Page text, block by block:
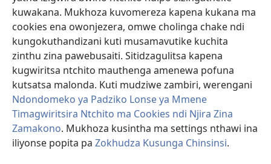
kuwakana. Mukhoza kuvomereza kapena kukana ma
cookies ena owonjezera, omwe cholinga chake ndi
kungokuthandizani kuti musamavutike kuchita
zinthu zina pawebusaiti. Sitidzagulitsa kapena
kugwiritsa ntchito mauthenga amenewa pofuna
kutsatsa malonda. Kuti mudziwe zambiri, werengani
Ndondomeko ya Padziko Lonse ya Mmene
Timagwiritsira Ntchito ma Cookies ndi Njira Zina
Zamakono. Mukhoza kusintha ma settings nthawi ina
iliyonse popita pa Zokhudza Kusunga Chinsinsi.
lina)
JW Hub ®
(imatsegula
tsamba
lina)
JW Laibulale
Watchtower Library
Copyright© 2026 Watch Tower Bible and Tract Society of Pennsylvania.
ZOYENERA KUTSATIRA|NKHANI YOSUNGA CHINSINSI|ZOKHUDZA
KUSUNGA CHINSINSI